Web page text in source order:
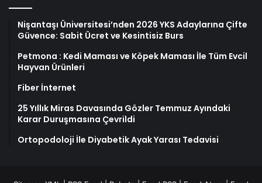
Nişantaşı Üniversitesi’nden 2026 YKS Adaylarına Çifte
Güvence: Sabit Ücret ve Kesintisiz Burs
Petmona : Kedi Maması ve Köpek Maması İle Tüm Evcil
Hayvan Ürünleri
Fiber İnternet
25 Yıllık Miras Davasında Gözler Temmuz Ayındaki
Karar Duruşmasına Çevrildi
Ortopodoloji İle Diyabetik Ayak Yarası Tedavisi